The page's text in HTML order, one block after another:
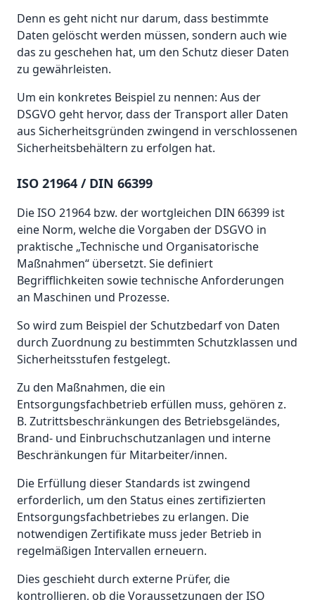
Denn es geht nicht nur darum, dass bestimmte
Daten gelöscht werden müssen, sondern auch wie
das zu geschehen hat, um den Schutz dieser Daten
zu gewährleisten.
Um ein konkretes Beispiel zu nennen: Aus der
DSGVO geht hervor, dass der Transport aller Daten
aus Sicherheitsgründen zwingend in verschlossenen
Sicherheitsbehältern zu erfolgen hat.
ISO 21964 / DIN 66399
Die ISO 21964 bzw. der wortgleichen DIN 66399 ist
eine Norm, welche die Vorgaben der DSGVO in
praktische „Technische und Organisatorische
Maßnahmen“ übersetzt. Sie definiert
Begrifflichkeiten sowie technische Anforderungen
an Maschinen und Prozesse.
So wird zum Beispiel der Schutzbedarf von Daten
durch Zuordnung zu bestimmten Schutzklassen und
Sicherheitsstufen festgelegt.
Zu den Maßnahmen, die ein
Entsorgungsfachbetrieb erfüllen muss, gehören z.
B. Zutrittsbeschränkungen des Betriebsgeländes,
Brand- und Einbruchschutzanlagen und interne
Beschränkungen für Mitarbeiter/innen.
Die Erfüllung dieser Standards ist zwingend
erforderlich, um den Status eines zertifizierten
Entsorgungsfachbetriebes zu erlangen. Die
notwendigen Zertifikate muss jeder Betrieb in
regelmäßigen Intervallen erneuern.
Dies geschieht durch externe Prüfer, die
kontrollieren, ob die Voraussetzungen der ISO